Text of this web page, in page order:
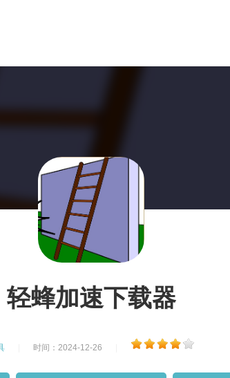
轻蜂加速下载器
时间：2024-12-26